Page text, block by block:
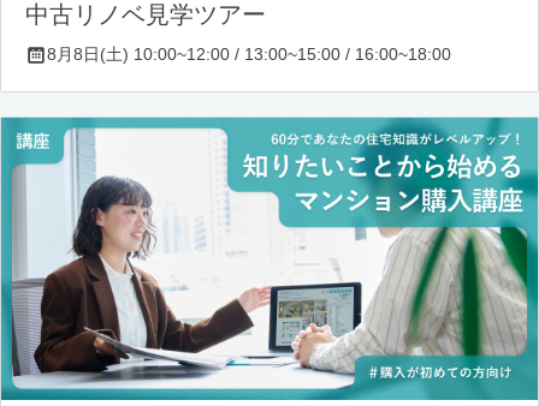
中古リノベ見学ツアー
8月8日(土) 10:00~12:00 / 13:00~15:00 / 16:00~18:00